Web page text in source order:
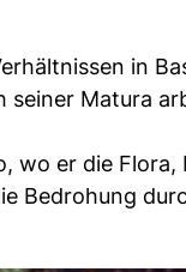
in
Matura
wo er die Flora,
Bedrohung